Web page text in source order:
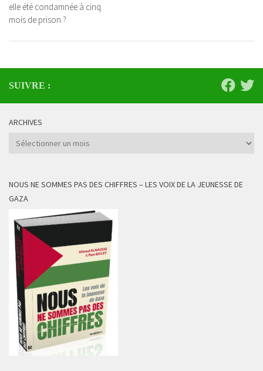
elle été condamnée à cinq
mois de prison ?
SUIVRE :
ARCHIVES
Archives
NOUS NE SOMMES PAS DES CHIFFRES – LES VOIX DE LA JEUNESSE DE
GAZA